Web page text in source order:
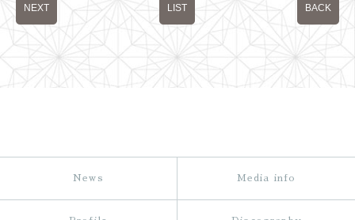
NEXT LIST BACK
News Media info